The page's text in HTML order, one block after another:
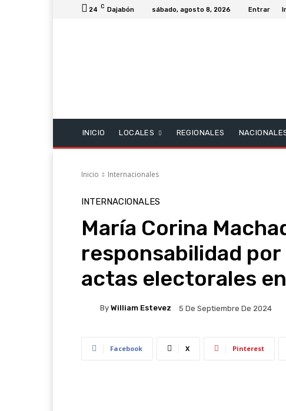
24 C Dajabón sábado, agosto 8, 2026 Entrar
INICIO LOCALES REGIONALES
Inicio Internacionales
INTERNACIONALES
María Corina
responsabilidad
actas electorales
By William Estevez 5 De Septiembre De 2024
Facebook X Pinterest